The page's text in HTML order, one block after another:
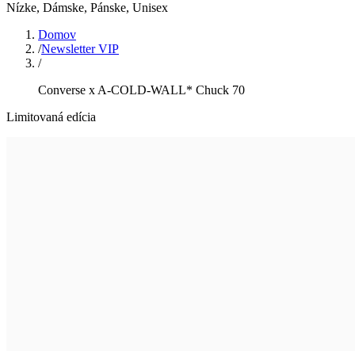
Nízke, Dámske, Pánske, Unisex
Domov
/Newsletter VIP
/
Converse x A-COLD-WALL* Chuck 70
Limitovaná edícia